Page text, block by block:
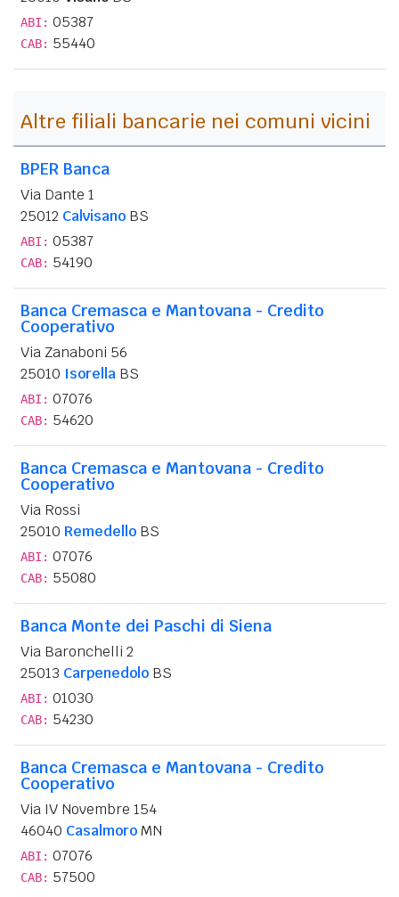
ABI: 05387
CAB: 55440
Altre filiali bancarie nei comuni vicini
BPER Banca
Via Dante 1
25012 Calvisano BS
ABI: 05387
CAB: 54190
Banca Cremasca e Mantovana - Credito
Cooperativo
Via Zanaboni 56
25010 Isorella BS
ABI: 07076
CAB: 54620
Banca Cremasca e Mantovana - Credito
Cooperativo
Via Rossi
25010 Remedello BS
ABI: 07076
CAB: 55080
Banca Monte dei Paschi di Siena
Via Baronchelli 2
25013 Carpenedolo BS
ABI: 01030
CAB: 54230
Banca Cremasca e Mantovana - Credito
Cooperativo
Via IV Novembre 154
46040 CasalmoroMN
ABI: 07076
CAB: 57500